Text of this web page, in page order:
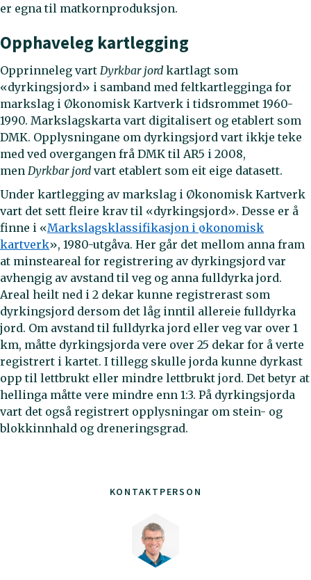
KONTAKTPERSON
er egna til matkornproduksjon.
Opphaveleg kartlegging
Opprinneleg vart Dyrkbar jord kartlagt som
«dyrkingsjord» i samband med feltkartlegginga for
markslag i Økonomisk Kartverk i tidsrommet 1960-
1990. Markslagskarta vart digitalisert og etablert som
DMK. Opplysningane om dyrkingsjord vart ikkje teke
med ved overgangen frå DMK til AR5 i 2008,
men Dyrkbar jord vart etablert som eit eige datasett.
Under kartlegging av markslag i Økonomisk Kartverk
vart det sett fleire krav til «dyrkingsjord». Desse er å
finne i «Markslagsklassifikasjon i økonomisk
kartverk», 1980-utgåva. Her går det mellom anna fram
at minsteareal for registrering av dyrkingsjord var
avhengig av avstand til veg og anna fulldyrka jord.
Areal heilt ned i 2 dekar kunne registrerast som
dyrkingsjord dersom det låg inntil allereie fulldyrka
jord. Om avstand til fulldyrka jord eller veg var over 1
km, måtte dyrkingsjorda vere over 25 dekar for å verte
registrert i kartet. I tillegg skulle jorda kunne dyrkast
opp til lettbrukt eller mindre lettbrukt jord. Det betyr at
hellinga måtte vere mindre enn 1:3. På dyrkingsjorda
vart det også registrert opplysningar om stein- og
blokkinnhald og dreneringsgrad.